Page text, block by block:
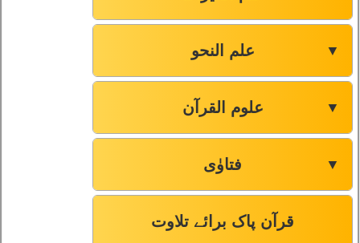
79 سورۃ النازعات
80 سورۃ عبس
81 سورۃ التکوير
علم النحو ▼
علوم القرآن ▼
فتاوٰی ▼
قرآن پاک برائے تلاوت